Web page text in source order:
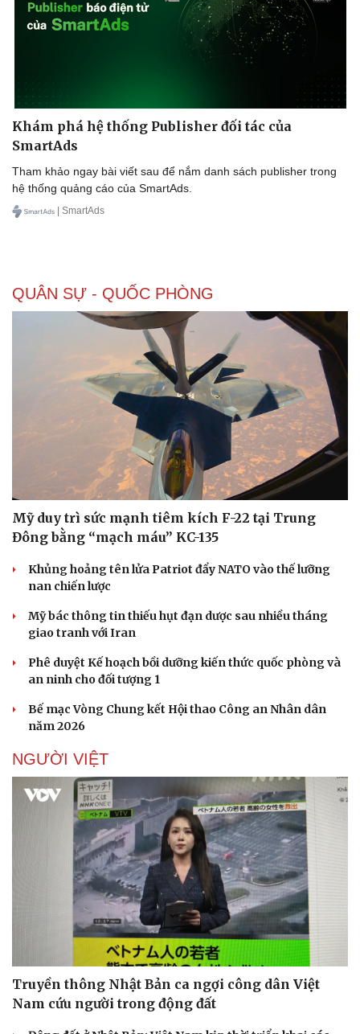
Kinh tế
Thị trường
Giá vàng
Tiêu dùng
Giá cà phê
Tư vấn luật
Quân sự - Quốc phòng
Vũ khí
Việt Nam
Phân tích
Khám phá hệ thống Publisher đối tác của
SmartAds
Tham khảo ngay bài viết sau để nắm danh sách publisher trong
hệ thống quảng cáo của SmartAds.
| SmartAds
QUÂN SỰ - QUỐC PHÒNG
Mỹ duy trì sức mạnh tiêm kích F-22 tại Trung
Đông bằng “mạch máu” KC-135
Khủng hoảng tên lửa Patriot đẩy NATO vào thế lưỡng
nan chiến lược
Mỹ bác thông tin thiếu hụt đạn dược sau nhiều tháng
giao tranh với Iran
Phê duyệt Kế hoạch bồi dưỡng kiến thức quốc phòng và
an ninh cho đối tượng 1
Bế mạc Vòng Chung kết Hội thao Công an Nhân dân
năm 2026
NGƯỜI VIỆT
Truyền thông Nhật Bản ca ngợi công dân Việt
Nam cứu người trong động đất